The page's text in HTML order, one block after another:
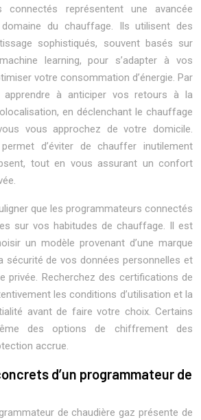
connectés représentent une avancée
du chauffage. Ils utilisent des
sophistiqués, souvent basés sur
learning, pour s’adapter à vos
votre consommation d’énergie. Par
apprendre à anticiper vos retours à la
en déclenchant le chauffage
vous approchez de votre domicile.
d’éviter de chauffer inutilement
tout en vous assurant un confort
que les programmateurs connectés
sur vos habitudes de chauffage. Il est
un modèle provenant d’une marque
sécurité de vos données personnelles et
privée. Recherchez des certifications de
les conditions d’utilisation et la
avant de faire votre choix. Certains
des options de chiffrement des
accrue.
d’un programmateur de
de chaudière gaz présente de